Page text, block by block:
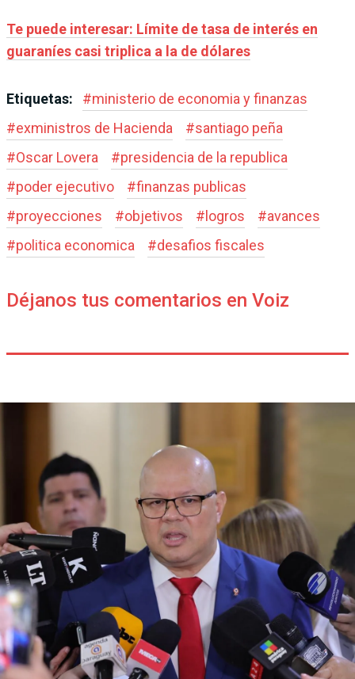
Te puede interesar: Límite de tasa de interés en
guaraníes casi triplica a la de dólares
Etiquetas: #ministerio de economia y finanzas
#exministros de Hacienda #santiago peña
#Oscar Lovera #presidencia de la republica
#poder ejecutivo #finanzas publicas
#proyecciones #objetivos # logros #avances
#politica economica #desafios fiscales
Déjanos tus comentarios en Voiz